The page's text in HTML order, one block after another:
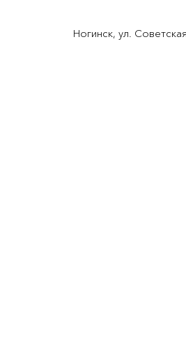
Ногинск, ул.